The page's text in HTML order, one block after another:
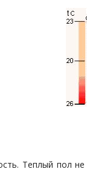
Теплый пол